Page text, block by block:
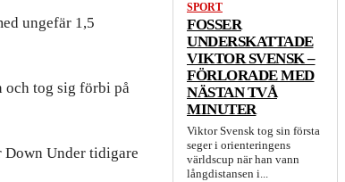
ungefär 1,5
och tog sig förbi på
Down Under tidigare
SPORT
FOSSER
UNDERSKATTADE
VIKTOR SVENSK –
FÖRLORADE MED
NÄSTAN TVÅ
MINUTER
Viktor Svensk tog sin första
seger i orienteringens
världscup när han vann
långdistansen i...